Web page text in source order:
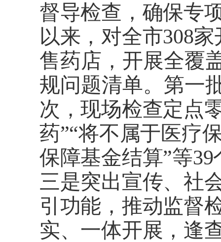
督导检查，确保专
以来， 对全市308家
售药店 ， 开展全覆
规问题清单。 第一
次，现场检查定点
药”“将不属于医疗
保障基金结算”等39
三是突出宣传、社
引功能，推动监督
实、一体开展，逢